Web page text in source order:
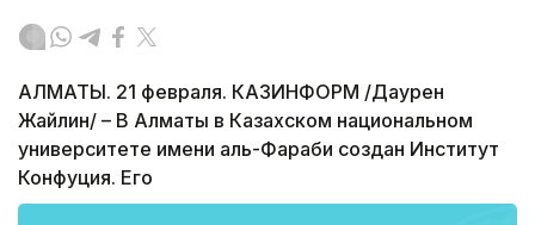
АЛМАТЫ. 21 февраля. КАЗИНФОРМ /Даурен
Жайлин/ – В Алматы в Казахском национальном
университете имени аль-Фараби создан Институт
Конфуция. Его